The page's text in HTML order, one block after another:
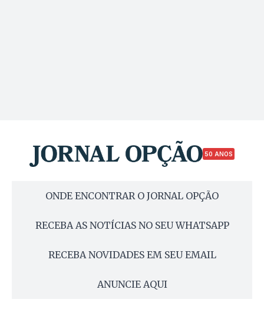
50 ANOS
ONDE ENCONTRAR O JORNAL OPÇÃO
RECEBA AS NOTÍCIAS NO SEU WHATSAPP
RECEBA NOVIDADES EM SEU EMAIL
ANUNCIE AQUI